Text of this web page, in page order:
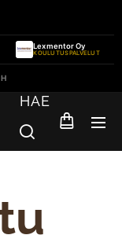
Lexmentor Oy
KOULUTUSPALVELUT
HAE